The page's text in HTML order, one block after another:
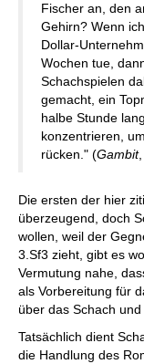
Fischer an, den
Gehirn? Wenn
Dollar-
Wochen tue,
Schachspielen
gemacht, ein
halbe Stunde
konzentrieren,
rücken." (Gambit
Die ersten der hier
überzeugend, doch
wollen, weil der
3.Sf3 zieht, gibt es
Vermutung nahe,
als Vorbereitung für
über das Schach
Tatsächlich dient
die Handlung des